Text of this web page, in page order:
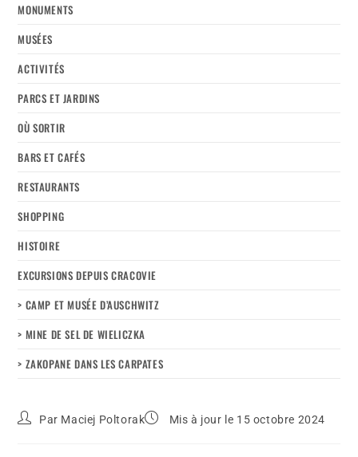
MONUMENTS
MUSÉES
ACTIVITÉS
PARCS ET JARDINS
OÙ SORTIR
BARS ET CAFÉS
RESTAURANTS
SHOPPING
HISTOIRE
EXCURSIONS DEPUIS CRACOVIE
> CAMP ET MUSÉE D’AUSCHWITZ
> MINE DE SEL DE WIELICZKA
> ZAKOPANE DANS LES CARPATES
Par Maciej Poltorak Mis à jour le 15 octobre 2024